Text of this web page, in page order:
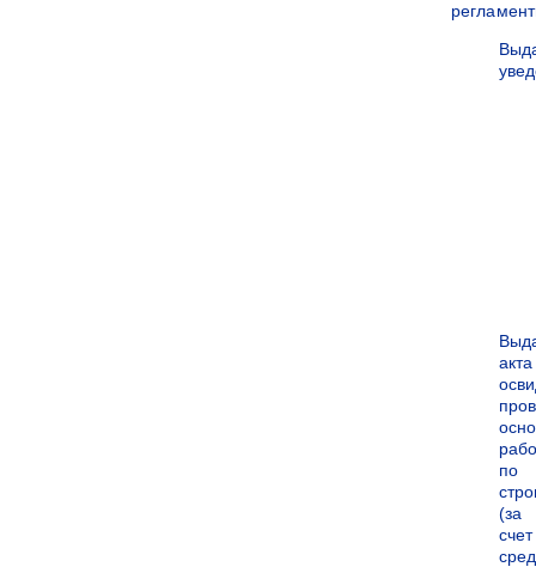
акта
по
(за
счет